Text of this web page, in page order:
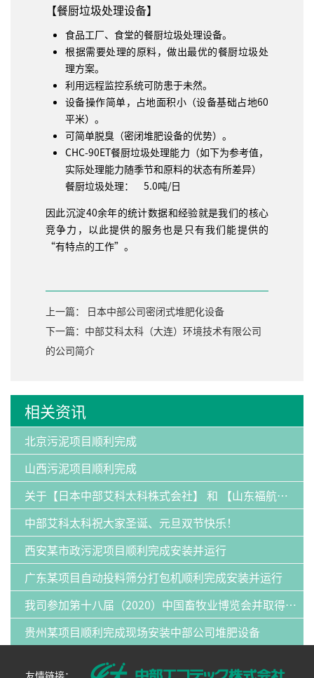
【餐厨垃圾处理设备】
食品工厂、食堂的餐厨垃圾处理设备。
根据需要处理的原料，做出最优的餐厨垃圾处
理方案。
利用远程监控系统可防患于未然。
设备操作简单，占地面积小（设备基础占地60
平米）。
可简单脱臭（密闭堆肥设备的优势）。
CHC-90ET餐厨垃圾处理能力（如下为参考值，
实际处理能力随季节和原料的状态有所差异）
餐厨垃圾处理： 5.0吨/日
因此沉淀40余年的统计数据和经验就是我们的核心
竞争力，以此提供的服务也是只有我们能提供的
“有特点的工作”。
上一篇： 日本中部公司密闭式堆肥化设备
下一篇：中部艾科太科（大连）环境技术有限公司
的公司简介
相关资讯
北京污泥项目顺利完成
山西污泥项目顺利完成
关于【日本中部艾科太科株式会社】 和 【山东福航新能源环保有限公司】：发明专利纠纷案的声明
中部艾科太科祝大家圣诞、元旦双节快乐！
西安某市政污泥项目顺利完成安装并运行
广东某项目自动投料筛分打包机顺利完成安装并运行
我司参加第十八届（2020）中国畜牧业博览会并取得圆满成功
贵州某项目顺利完成现场安装中部公司堆肥设备
友情链接：